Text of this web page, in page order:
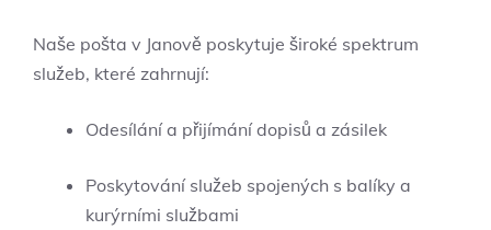
Naše pošta v Janově poskytuje široké spektrum
služeb, které zahrnují:
Odesílání a přijímání dopisů a zásilek
Poskytování služeb spojených s balíky a
kurýrními službami